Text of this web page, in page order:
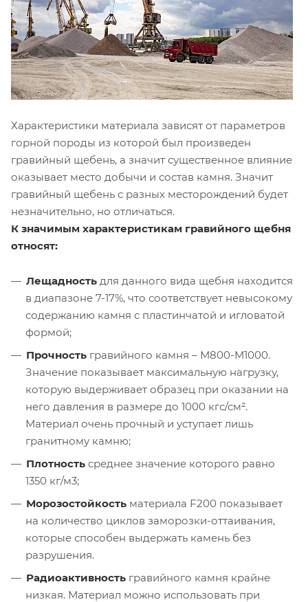
Характеристики материала зависят от параметров
горной породы из которой был произведен
гравийный щебень, а значит существенное влияние
оказывает место добычи и состав камня. Значит
гравийный щебень с разных месторождений будет
незначительно, но отличаться.
К значимым характеристикам гравийного щебня
относят:
Лещадность для данного вида щебня находится
в диапазоне 7-17%, что соответствует невысокому
содержанию камня с пластинчатой и игловатой
формой;
Прочность гравийного камня – М800-М1000.
Значение показывает максимальную нагрузку,
которую выдерживает образец при оказании на
него давления в размере до 1000 кгс/см².
Материал очень прочный и уступает лишь
гранитному камню;
Плотность среднее значение которого равно
1350 кг/м3;
Морозостойкость материала F200 показывает
на количество циклов заморозки-оттаивания,
которые способен выдержать камень без
разрушения.
Радиоактивность гравийного камня крайне
низкая. Материал можно использовать при